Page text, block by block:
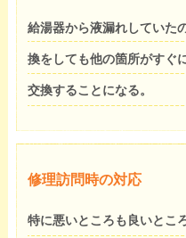
給湯器から液漏れしていた
換をしても他の箇所がすぐ
交換することになる。
修理訪問時の対応
特に悪いところも良いとこ